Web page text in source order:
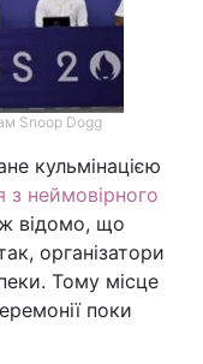
Snoop Dogg
кульмінацією
з неймовірного
відомо, що
організатори
Тому місце
поки